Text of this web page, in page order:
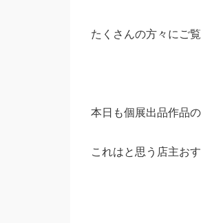
たくさんの方々にご
本日も個展出品作品
これはと思う店主お